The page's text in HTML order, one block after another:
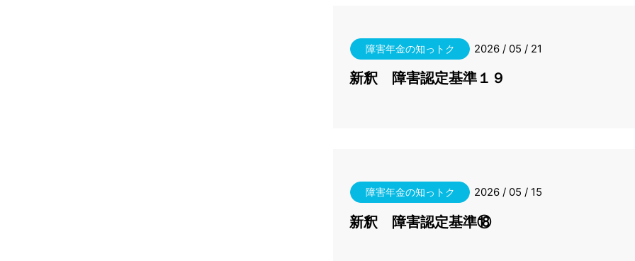
障害年金の知っトク 2026 / 05 / 21
新釈 障害認定基準１９
障害年金の知っトク 2026 / 05 / 15
新釈 障害認定基準⑱